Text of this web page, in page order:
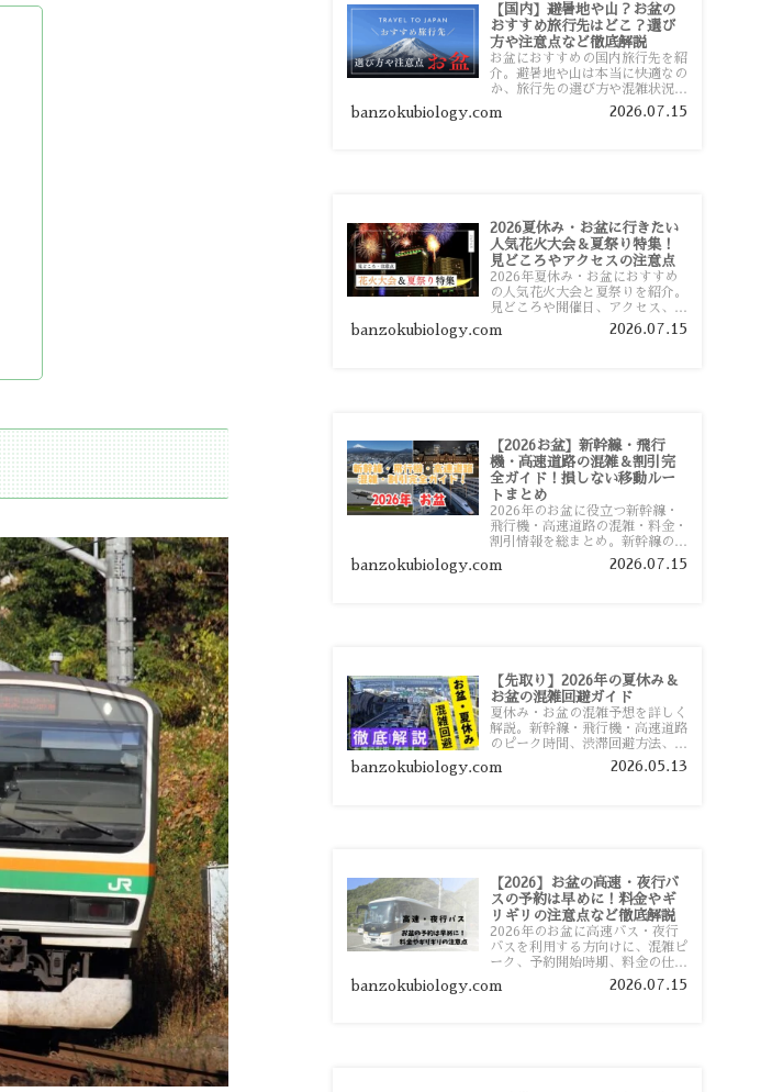
【国内】避暑地や山？お盆の
おすすめ旅行先はどこ？選び
方や注意点など徹底解説
お盆におすすめの国内旅行先を紹
介。避暑地や山は本当に快適なの
か、旅行先の選び方や混雑状況、
注意点、比較的混雑を避けやすい
おすすめスポットまで旅行前に役
banzokubiology.com 2026.07.15
2026夏休み・お盆に行きたい
人気花火大会＆夏祭り特集！
見どころやアクセスの注意点
2026年夏休み・お盆におすすめ
の人気花火大会と夏祭りを紹介。
見どころや開催日、アクセス、混
雑対策、旅行前に知っておきたい
注意点をわかりやすく解説しま
banzokubiology.com 2026.07.15
【2026お盆】新幹線・飛行
機・高速道路の混雑＆割引完
全ガイド！損しない移動ルー
トまとめ
2026年のお盆に役立つ新幹線・
飛行機・高速道路の混雑・料金・
割引情報を総まとめ。新幹線の予
約や最繁忙期料金、飛行機を安く
予約するコツ、高速道路の休日割
banzokubiology.com 2026.07.15
【先取り】2026年の夏休み＆
お盆の混雑回避ガイド
夏休み・お盆の混雑予想を詳しく
解説。新幹線・飛行機・高速道路
のピーク時間、渋滞回避方法、混
雑しやすい観光地、交通手段別の
特徴まで旅行者向けに分かりやす
banzokubiology.com 2026.05.13
【2026】お盆の高速・夜行バ
スの予約は早めに！料金やギ
リギリの注意点など徹底解説
2026年のお盆に高速バス・夜行
バスを利用する方向けに、混雑ピ
ーク、予約開始時期、料金の仕組
み、キャンセル待ちのコツ、直前
予約の注意点まで詳しく解説しま
banzokubiology.com 2026.07.15